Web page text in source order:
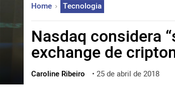
한국어
العربية
ไทย
ქართული
Home Tecnologia
Nasdaq considera
exchange de
Caroline Ribeiro • 25 de abril de 2018